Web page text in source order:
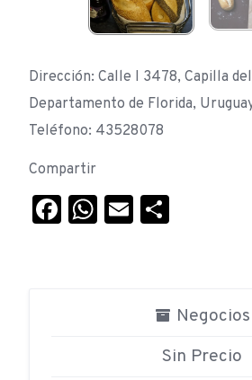
Dirección: Calle I 3478, Capilla
Departamento de Florida,
Teléfono: 43528078
Compartir
Facebook
WhatsApp
Email
Negocios
Sin Precio